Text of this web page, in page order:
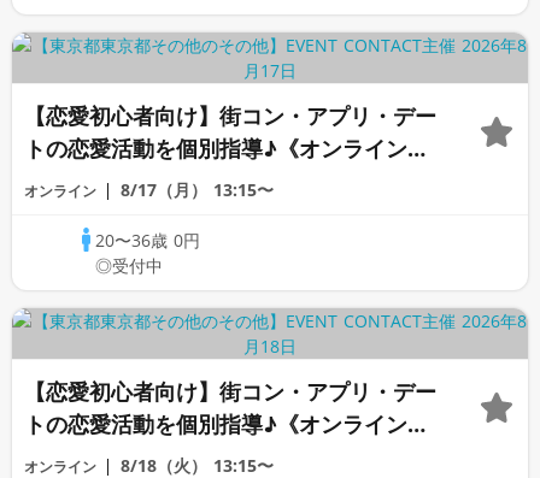
【恋愛初心者向け】街コン・アプリ・デー
トの恋愛活動を個別指導♪《オンラインカ
ウンセリング》
オンライン 8/17（月） 13:15〜
20〜36歳0円
◎受付中
【恋愛初心者向け】街コン・アプリ・デー
トの恋愛活動を個別指導♪《オンラインカ
ウンセリング》
オンライン 8/18（火） 13:15〜